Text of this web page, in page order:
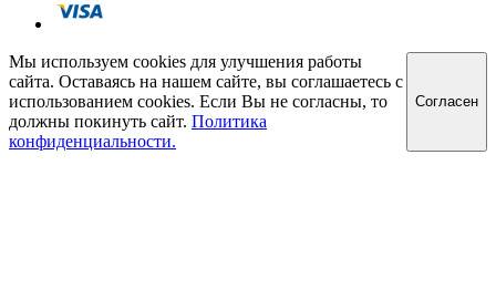
Мы используем cookies для улучшения работы
сайта. Оставаясь на нашем сайте, вы соглашаетесь с
использованием cookies. Если Вы не согласны, то
должны покинуть сайт. Политика
конфиденциальности.
Cогласен